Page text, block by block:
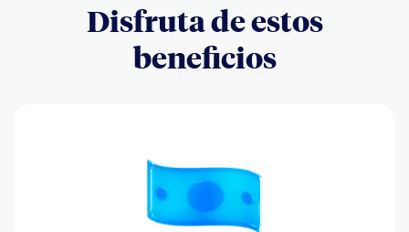
Disfruta de estos
beneficios